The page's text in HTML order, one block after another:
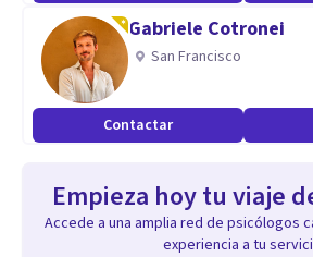
Gabriele Cotronei
San Francisco
Contactar
Empieza hoy tu viaje
Accede a una amplia red de psicólogos
experiencia a tu